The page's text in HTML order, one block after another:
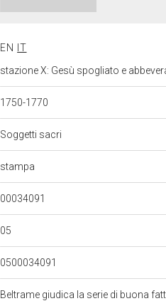
EN
IT
stazione X: Gesù spogliato e
1750-1770
Soggetti sacri
stampa
00034091
05
0500034091
Beltrame giudica la serie di buona